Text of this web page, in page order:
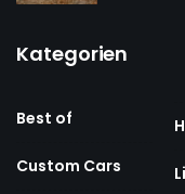
Kategorien
Best of
Custom Cars